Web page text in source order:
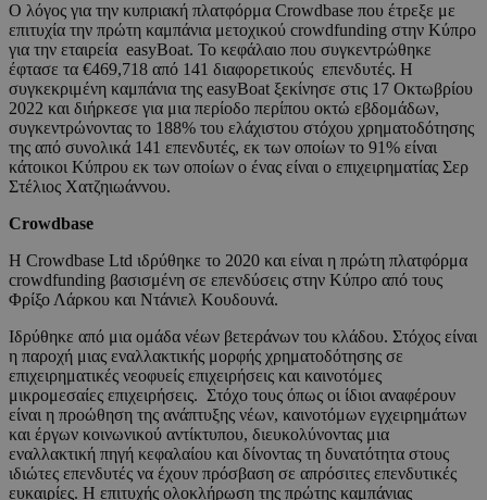
Ο λόγος για την κυπριακή πλατφόρμα Crowdbase που έτρεξε με
επιτυχία την πρώτη καμπάνια μετοχικού crowdfunding στην Κύπρο
για την εταιρεία easyBoat. Το κεφάλαιο που συγκεντρώθηκε
έφτασε τα €469,718 από 141 διαφορετικούς επενδυτές. Η
συγκεκριμένη καμπάνια της easyBoat ξεκίνησε στις 17 Οκτωβρίου
2022 και διήρκεσε για μια περίοδο περίπου οκτώ εβδομάδων,
συγκεντρώνοντας το 188% του ελάχιστου στόχου χρηματοδότησης
της από συνολικά 141 επενδυτές, εκ των οποίων το 91% είναι
κάτοικοι Κύπρου εκ των οποίων ο ένας είναι ο επιχειρηματίας Σερ
Στέλιος Χατζηιωάννου.
Crowdbase
Η Crowdbase Ltd ιδρύθηκε το 2020 και είναι η πρώτη πλατφόρμα
crowdfunding βασισμένη σε επενδύσεις στην Κύπρο από τους
Φρίξο Λάρκου και Ντάνιελ Κουδουνά.
Ιδρύθηκε από μια ομάδα νέων βετεράνων του κλάδου. Στόχος είναι
η παροχή μιας εναλλακτικής μορφής χρηματοδότησης σε
επιχειρηματικές νεοφυείς επιχειρήσεις και καινοτόμες
μικρομεσαίες επιχειρήσεις. Στόχο τους όπως οι ίδιοι αναφέρουν
είναι η προώθηση της ανάπτυξης νέων, καινοτόμων εγχειρημάτων
και έργων κοινωνικού αντίκτυπου, διευκολύνοντας μια
εναλλακτική πηγή κεφαλαίου και δίνοντας τη δυνατότητα στους
ιδιώτες επενδυτές να έχουν πρόσβαση σε απρόσιτες επενδυτικές
ευκαιρίες. Η επιτυχής ολοκλήρωση της πρώτης καμπάνιας